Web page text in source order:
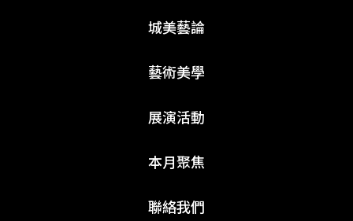
城美藝論
藝術美學
展演活動
本月聚焦
聯絡我們